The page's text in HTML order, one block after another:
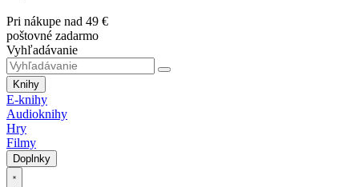
Pri nákupe nad 49 €
poštovné zadarmo
Vyhľadávanie
Knihy
E-knihy
Audioknihy
Hry
Filmy
Doplnky